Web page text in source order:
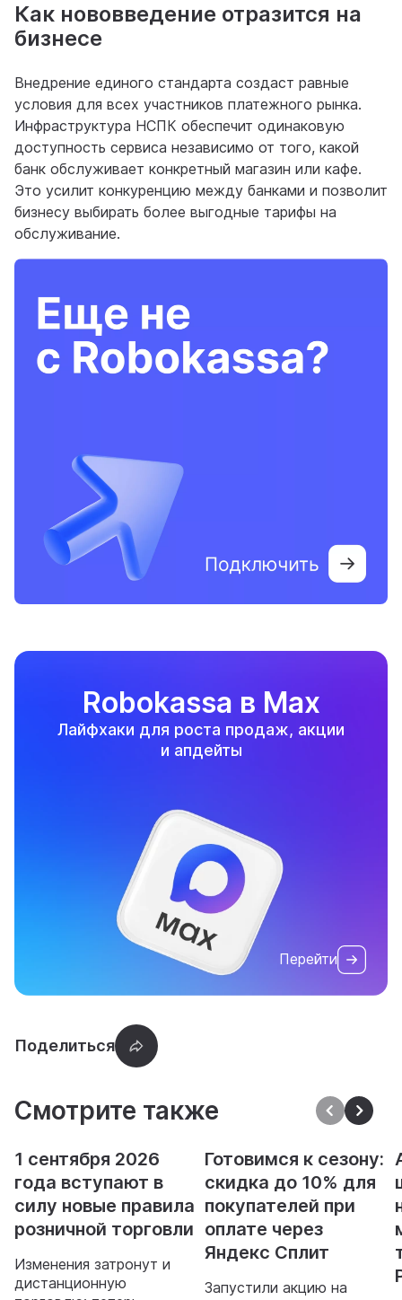
Как нововведение отразится на
бизнесе
Внедрение единого стандарта создаст равные
условия для всех участников платежного рынка.
Инфраструктура НСПК обеспечит одинаковую
доступность сервиса независимо от того, какой
банк обслуживает конкретный магазин или кафе.
Это усилит конкуренцию между банками и позволит
бизнесу выбирать более выгодные тарифы на
обслуживание.
Robokassa в Max
Лайфхаки для роста продаж, акции
и апдейты
Перейти
Смотрите также
1 сентября 2026
года вступают в
силу новые правила
розничной торговли
Изменения затронут и
дистанционную
Готовимся к сезону:
скидка до 10% для
покупателей при
оплате через
Яндекс Сплит
Запустили акцию на